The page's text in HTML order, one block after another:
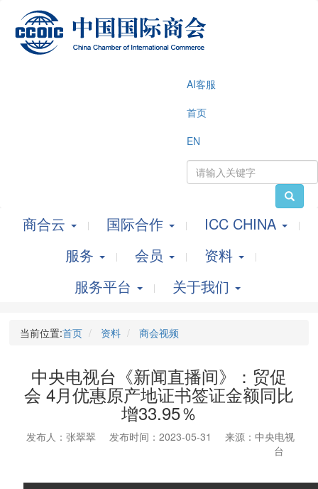
AI客服
首页
EN
商合云 国际合作
ICC CHINA
服务
会员
资料
服务平台
关于我们
当前位置:首页 资料 商会视频
中央电视台《新闻直播间》：贸促
会 4月优惠原产地证书签证金额同比
增33.95％
发布人：张翠翠 发布时间：2023-05-31
来源：中央电视
台